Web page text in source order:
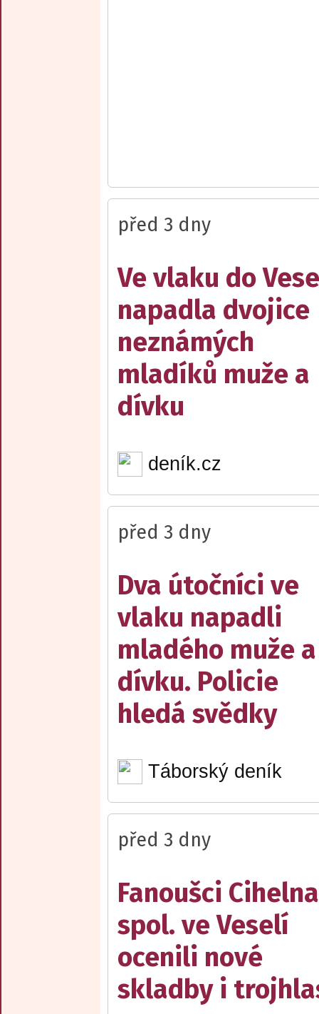
před 3 dny
Ve vlaku do
napadla dvojice
neznámých
mladíků muže a
dívku
deník.cz
před 3 dny
Dva útočníci ve
vlaku napadli
mladého muže a
dívku. Policie
hledá svědky
Táborský deník
před 3 dny
Fanoušci
spol. ve Veselí
ocenili nové
skladby i